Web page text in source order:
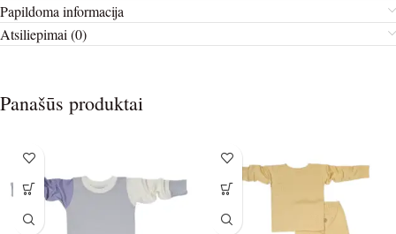
Papildoma informacija
Atsiliepimai (0)
Panašūs produktai